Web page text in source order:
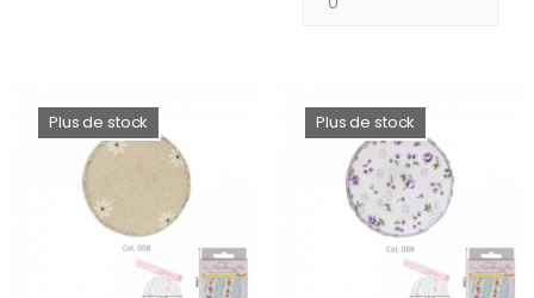
Plus de stock Plus de stock